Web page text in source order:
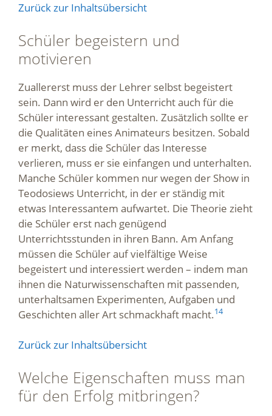
Zurück zur Inhaltsübersicht
Schüler begeistern und
motivieren
Zuallererst muss der Lehrer selbst begeistert
sein. Dann wird er den Unterricht auch für die
Schüler interessant gestalten. Zusätzlich sollte er
die Qualitäten eines Animateurs besitzen. Sobald
er merkt, dass die Schüler das Interesse
verlieren, muss er sie einfangen und unterhalten.
Manche Schüler kommen nur wegen der Show in
Teodosiews Unterricht, in der er ständig mit
etwas Interessantem aufwartet. Die Theorie zieht
die Schüler erst nach genügend
Unterrichtsstunden in ihren Bann. Am Anfang
müssen die Schüler auf vielfältige Weise
begeistert und interessiert werden – indem man
ihnen die Naturwissenschaften mit passenden,
unterhaltsamen Experimenten, Aufgaben und
Geschichten aller Art schmackhaft macht.14
Zurück zur Inhaltsübersicht
Welche Eigenschaften muss man
für den Erfolg mitbringen?